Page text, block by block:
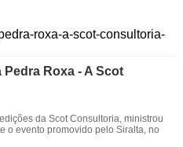
Pedra Roxa - A Scot
da Scot Consultoria, ministrou
o evento promovido pelo Siralta, no